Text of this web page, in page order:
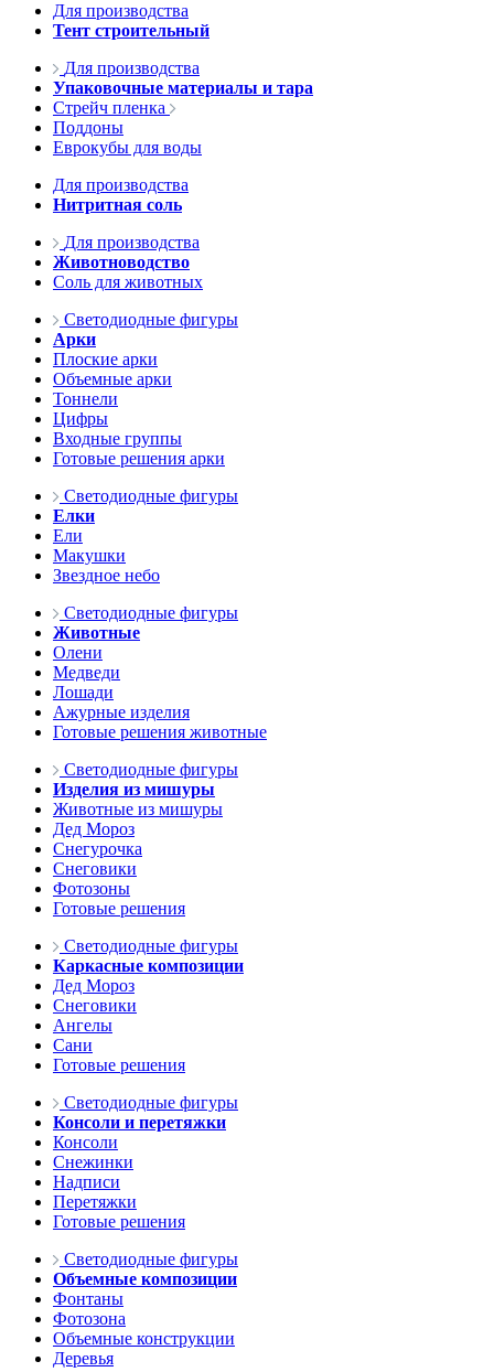
Для производства
Тент строительный
Для производства
Упаковочные материалы и тара
Стрейч пленка
Поддоны
Еврокубы для воды
Для производства
Нитритная соль
Для производства
Животноводство
Соль для животных
Светодиодные фигуры
Арки
Плоские арки
Объемные арки
Тоннели
Цифры
Входные группы
Готовые решения арки
Светодиодные фигуры
Елки
Ели
Макушки
Звездное небо
Светодиодные фигуры
Животные
Олени
Медведи
Лошади
Ажурные изделия
Готовые решения животные
Светодиодные фигуры
Изделия из мишуры
Животные из мишуры
Дед Мороз
Снегурочка
Снеговики
Фотозоны
Готовые решения
Светодиодные фигуры
Каркасные композиции
Дед Мороз
Снеговики
Ангелы
Сани
Готовые решения
Светодиодные фигуры
Консоли и перетяжки
Консоли
Снежинки
Надписи
Перетяжки
Готовые решения
Светодиодные фигуры
Объемные композиции
Фонтаны
Фотозона
Объемные конструкции
Деревья